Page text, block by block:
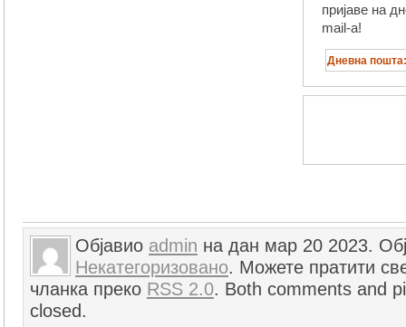
пријаве на
mail-a!
Дневна
Објавио admin на дан мар 20 2023.
Некатегоризовано. Можете пратити
чланка преко RSS 2.0. Both comments and
closed.